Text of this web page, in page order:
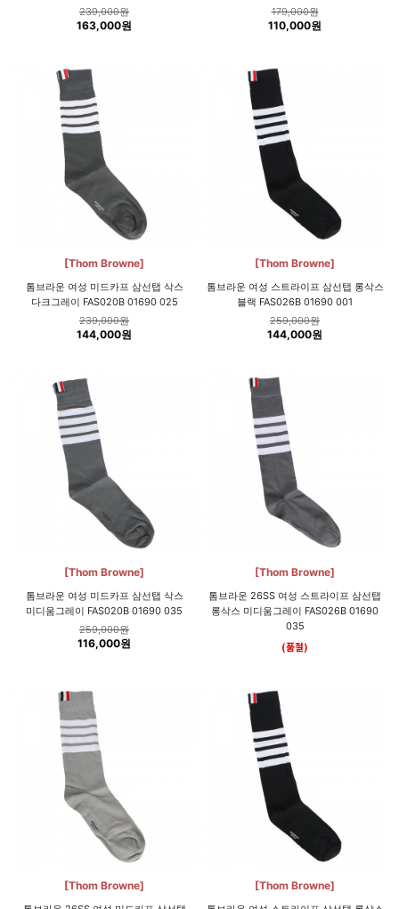
239,000원
163,000원
179,000원
110,000원
[Thom Browne]
톰브라운 여성 미드카프 삼선탭 삭스
다크그레이 FAS020B 01690 025
239,000원
144,000원
[Thom Browne]
톰브라운 여성 스트라이프 삼선탭 롱삭스
블랙 FAS026B 01690 001
259,000원
144,000원
[Thom Browne]
톰브라운 여성 미드카프 삼선탭 삭스
미디움그레이 FAS020B 01690 035
259,000원
116,000원
[Thom Browne]
톰브라운 26SS 여성 스트라이프 삼선탭
롱삭스 미디움그레이 FAS026B 01690
035
(품절)
[Thom Browne] [Thom Browne]